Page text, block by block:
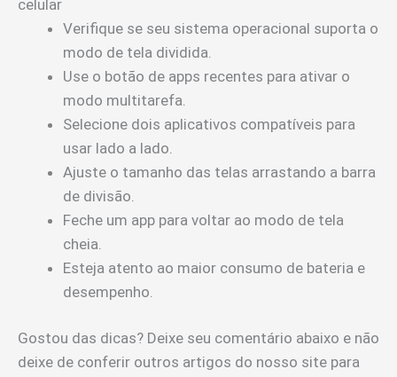
celular
Verifique se seu sistema operacional suporta o
modo de tela dividida.
Use o botão de apps recentes para ativar o
modo multitarefa.
Selecione dois aplicativos compatíveis para
usar lado a lado.
Ajuste o tamanho das telas arrastando a barra
de divisão.
Feche um app para voltar ao modo de tela
cheia.
Esteja atento ao maior consumo de bateria e
desempenho.
Gostou das dicas? Deixe seu comentário abaixo e não
deixe de conferir outros artigos do nosso site para